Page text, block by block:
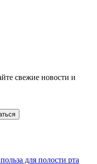
свежие новости и